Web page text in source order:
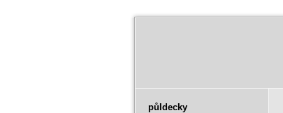
půldecky